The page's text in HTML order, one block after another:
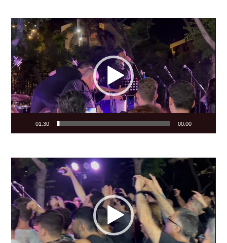
Video
Player
00:00
01:30
Video
Player